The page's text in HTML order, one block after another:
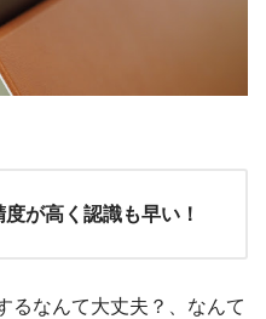
が高く認識も早い！
るなんて大丈夫？、なんて